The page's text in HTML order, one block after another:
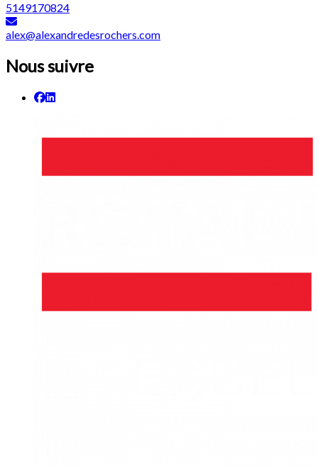
5149170824
alex@alexandredesrochers.com
Nous suivre